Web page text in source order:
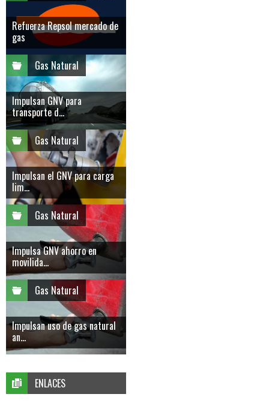
Refuerza Repsol mercado de
gas
Gas Natural
Impulsan GNV para
transporte d...
Gas Natural
Impulsan el GNV para carga
lim...
Gas Natural
Impulsa GNV ahorro en
movilida...
Gas Natural
Impulsan uso de gas natural
an...
ENLACES